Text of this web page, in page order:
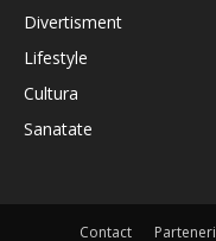
Divertisment
Lifestyle
Cultura
Sanatate
Contact Parteneri